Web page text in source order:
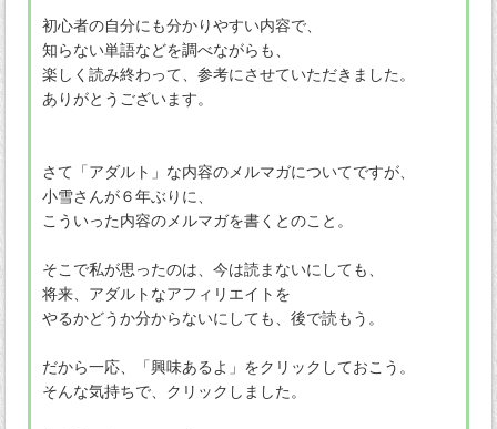
初心者の自分にも分かりやすい内容で、
知らない単語などを調べながらも、
楽しく読み終わって、参考にさせていただきました。
ありがとうございます。
さて「アダルト」な内容のメルマガについてですが、
小雪さんが６年ぶりに、
こういった内容のメルマガを書くとのこと。
そこで私が思ったのは、今は読まないにしても、
将来、アダルトなアフィリエイトを
やるかどうか分からないにしても、後で読もう。
だから一応、「興味あるよ」をクリックしておこう。
そんな気持ちで、クリックしました。